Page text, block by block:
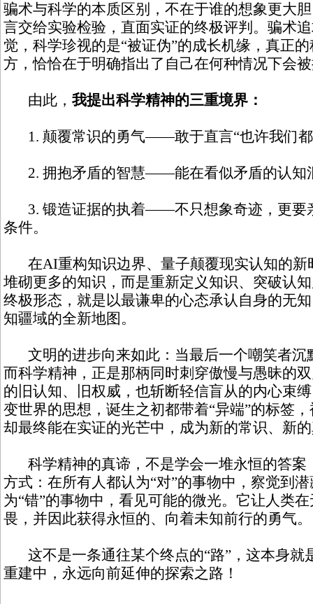
骗术与科学的本质区别，不在于谁的想象更大
言交给实验检验，直面实证的终极评判。骗术
觉，科学珍视的是“被证伪”的成长机缘，真正
方，恰恰在于明确指出了自己在何种情况下会
由此， 我提出科学精神的三重境界：
1. 颠覆常识的勇气——敢于直言“也许我们都
2. 拥抱矛盾的智慧——能在看似矛盾的认知
3. 锻造证据的执着——不只想象奇迹，更要
条件。
在AI重构知识边界、量子颠覆现实认知的新
堆砌更多的知识，而是重新定义知识、突破认
终极形态，就是以最谦卑的心态承认自身的无
知疆域的全新地图。
文明的进步向来如此：当最后一个嘲笑者沉
而科学精神，正是那柄同时刺穿傲慢与愚昧的
的旧认知、旧权威，也斩断轻信盲从的内心束
变世界的思想，诞生之初都带着“异端”的标签
却最终能在实证的光芒中，成为新的常识、新
科学精神的真谛，不是学会一堆永恒的答案
方式：在所有人都认为“对”的事物中，察觉到
为“错”的事物中，看见可能的微光。它让人类
畏，并因此获得永恒的、向着未知前行的勇气。
这不是一条通往某个终点的“路”，这本身
重建中，永远向前延伸的探索之路！